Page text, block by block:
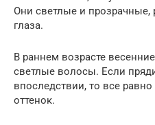
Они светлые и прозрачные,
глаза.
В раннем возрасте
светлые волосы. Если
впоследствии, то все
оттенок.